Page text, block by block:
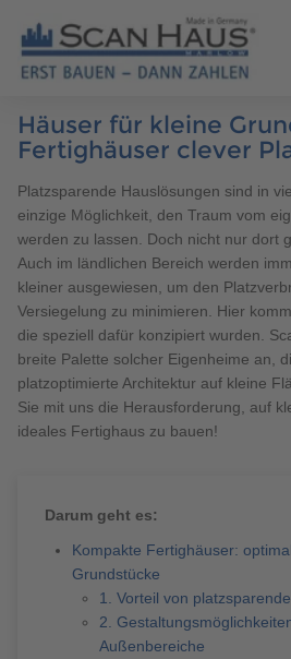
HÄUSER
MUSTERHÄUSER
SCANHAUS-VORTEILE
RUND UMS BAUEN
ÜBER UNS
MUSTERHAUS FINDEN
Häuser für kleine
Fertighäuser clever
Platzsparende Hauslösungen sind in
einzige Möglichkeit, den Traum vom
werden zu lassen. Doch nicht nur dort
Auch im ländlichen Bereich werden
kleiner ausgewiesen, um den
Versiegelung zu minimieren. Hier
die speziell dafür konzipiert wurden.
breite Palette solcher Eigenheime an,
platzoptimierte Architektur auf kleine
Sie mit uns die Herausforderung, auf
ideales Fertighaus zu bauen!
Darum geht es:
Kompakte Fertighäuser:
Grundstücke
1. Vorteil von
2.
Außenbereiche